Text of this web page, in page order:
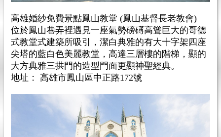
高雄婚紗免費景點鳳山教堂 (鳳山基督長老教會)
位於鳳山巷弄裡遇見一座氣勢磅礡高聳巨大的哥德
式教堂式建築所吸引，潔白典雅的有大十字架四座
尖塔的藍白色美麗教堂，高達三層樓的階梯，顯的
大方典雅三拱門的造型門面更顯神聖經典。
地址： 高雄市鳳山區中正路172號